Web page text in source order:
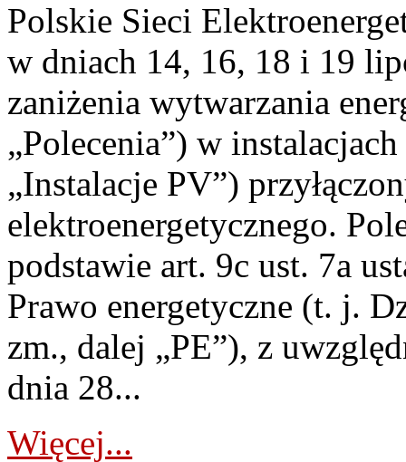
Polskie Sieci
w dniach 14, 16, 18 i 19
zaniżenia wytwarzania
„Polecenia”) w
„Instalacje PV”)
elektroenergetycznego.
podstawie art. 9c ust. 7a
Prawo energetyczne (t. j.
zm., dalej „PE”), z
dnia 28...
Więcej...